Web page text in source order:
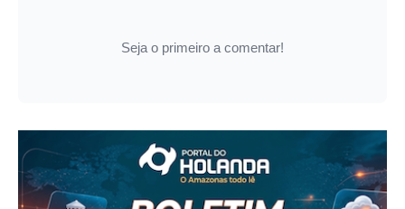
Seja o primeiro a comentar!